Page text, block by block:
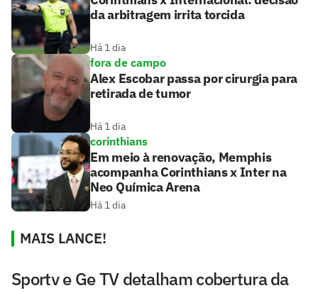
da arbitragem irrita torcida
Há 1 dia
fora de campo
Alex Escobar passa por cirurgia para
retirada de tumor
Há 1 dia
corinthians
Em meio à renovação, Memphis
acompanha Corinthians x Inter na
Neo Química Arena
Há 1 dia
MAIS LANCE!
Sportv e Ge TV detalham cobertura da